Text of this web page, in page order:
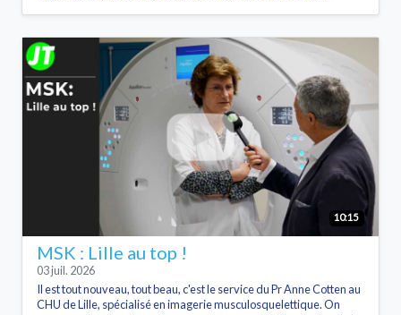
10:15
MSK : Lille au top !
03 juil. 2026
Il est tout nouveau, tout beau, c'est le service du Pr Anne Cotten au
CHU de Lille, spécialisé en imagerie musculosquelettique. On